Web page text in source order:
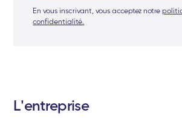
En vous inscrivant, vous acceptez notre
confidentialité.
L'entreprise